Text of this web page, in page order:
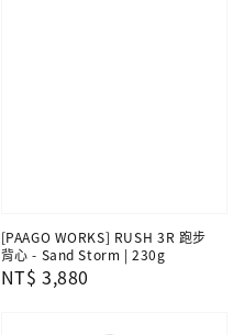
[PAAGO WORKS] RUSH 3R 跑步
背心 - Sand Storm | 230g
Regular
NT$ 3,880